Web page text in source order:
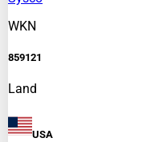
WKN
859121
Land
USA